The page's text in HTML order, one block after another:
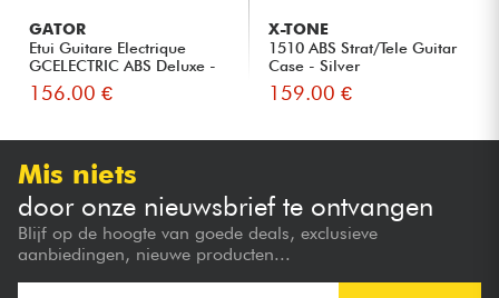
GATOR
Etui Guitare Electrique
GCELECTRIC ABS Deluxe -
St...
156.00 €
X-TONE
1510 ABS Strat/Tele Guitar
Case - Silver
159.00 €
Mis niets
door onze nieuwsbrief te ontvangen
Blijf op de hoogte van goede deals, exclusieve
aanbiedingen, nieuwe producten...